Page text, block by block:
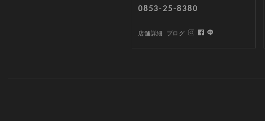
0853-25-8380
店舗詳細 ブログ